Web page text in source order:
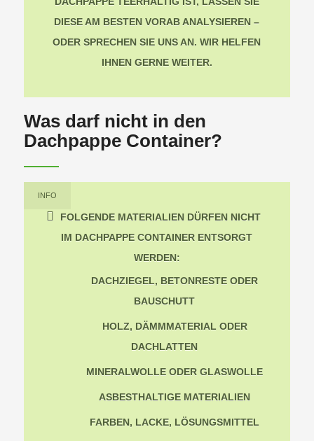
DIESE AM BESTEN VORAB ANALYSIEREN –
ODER SPRECHEN SIE UNS AN. WIR HELFEN
IHNEN GERNE WEITER.
Was darf nicht in den
Dachpappe Container?
INFO
FOLGENDE MATERIALIEN DÜRFEN NICHT
IM DACHPAPPE CONTAINER ENTSORGT
WERDEN:
DACHZIEGEL, BETONRESTE ODER
BAUSCHUTT
HOLZ, DÄMMMATERIAL ODER
DACHLATTEN
MINERALWOLLE ODER GLASWOLLE
ASBESTHALTIGE MATERIALIEN
FARBEN, LACKE, LÖSUNGSMITTEL